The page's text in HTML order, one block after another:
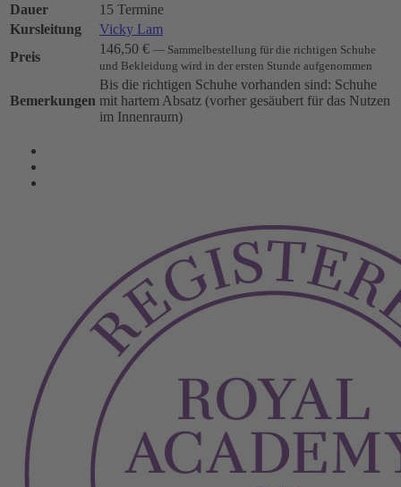
Dauer
15 Termine
Kursleitung
Vicky Lam
Preis
146,50 € — Sammelbestellung für die richtigen Schuhe
und Bekleidung wird in der ersten Stunde aufgenommen
Bemerkungen
Bis die richtigen Schuhe vorhanden sind: Schuhe
mit hartem Absatz (vorher gesäubert für das Nutzen
im Innenraum)